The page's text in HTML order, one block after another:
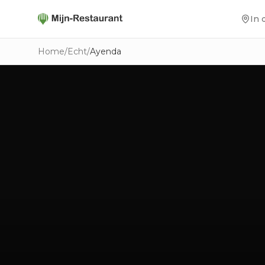
In
Home/Echt/Ayenda